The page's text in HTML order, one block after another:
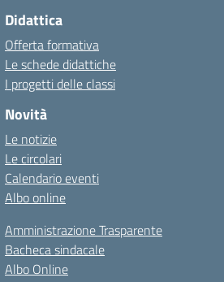
Didattica
Offerta formativa
Le schede didattiche
I progetti delle classi
Novità
Le notizie
Le circolari
Calendario eventi
Albo online
Amministrazione Trasparente
Bacheca sindacale
Albo Online